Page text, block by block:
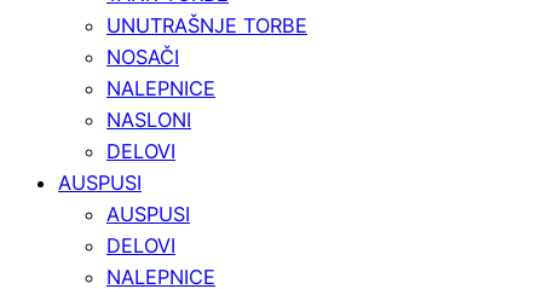
UNUTRAŠNJE TORBE
NOSAČI
NALEPNICE
NASLONI
DELOVI
AUSPUSI
AUSPUSI
DELOVI
NALEPNICE